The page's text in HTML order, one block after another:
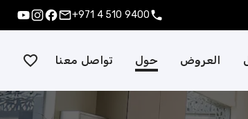
+971 4 510 9400
العروض حول تواصل معنا